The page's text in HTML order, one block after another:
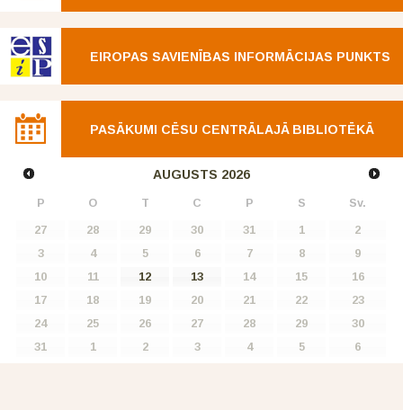
EIROPAS SAVIENĪBAS INFORMĀCIJAS PUNKTS
PASĀKUMI CĒSU CENTRĀLAJĀ BIBLIOTĒKĀ
AUGUSTS 2026
P O T C P S Sv.
27 28 29 30 31 1
2
3
4 5 6 7 8
9
10
11 12 13 14 15
16
17
18 19 20 21 22
23
24
25 26 27 28 29
30
31
1 2 3 4 5 6